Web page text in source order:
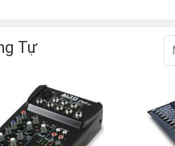
nổi và âm thanh nổi)
bỏ qua bước chân và bus
Tự